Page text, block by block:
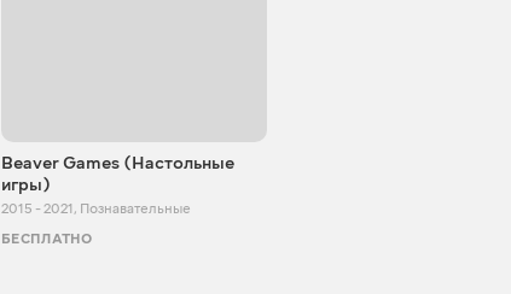
Beaver Games (Настольные
игры)
2015 - 2021, Познавательные
БЕСПЛАТНО